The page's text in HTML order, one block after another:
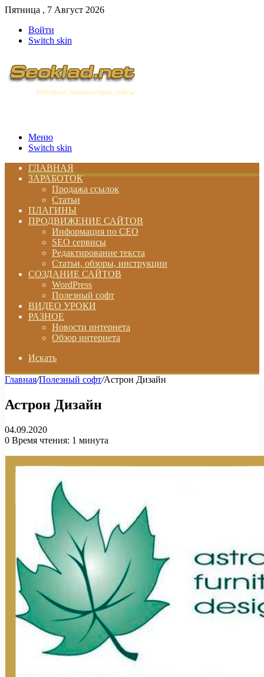
Пятница , 7 Август 2026
Войти
Switch skin
Меню
Switch skin
ГЛАВНАЯ
ЗАРАБОТОК
Продажа ссылок
Статьи
ПЛАГИНЫ
ПРОДВИЖЕНИЕ САЙТОВ
Информация по СЕО
SEO сервисы
Редактирование текста
Статьи, обзоры, инструкции
СОЗДАНИЕ САЙТОВ
WordPress
Полезный софт
ВИДЕО УРОКИ
РАЗНОЕ
Новости интернета
Обзор интернета
Искать
Главная/Полезный софт/Астрон Дизайн
Астрон Дизайн
04.09.2020
0 Время чтения: 1 минута